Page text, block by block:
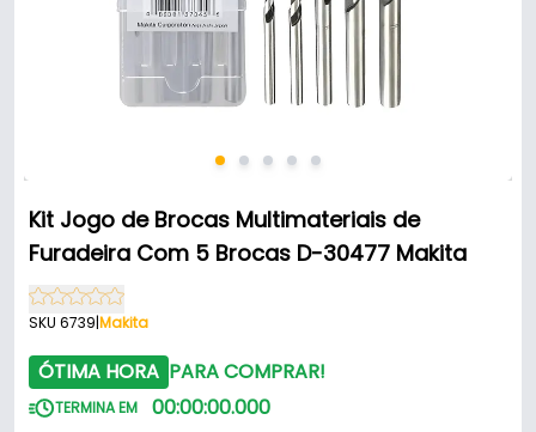
Kit Jogo de Brocas Multimateriais de
Furadeira Com 5 Brocas D-30477 Makita
SKU 6739|Makita
ÓTIMA HORA PARA COMPRAR!
TERMINA EM 00:00:00.000